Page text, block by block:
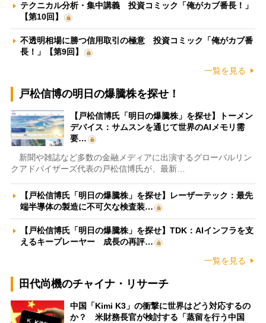
テクニカル分析・集中講義 投資コミック「俺がカブ番長！」
【第10回】
不透明相場に勝つ信用取引の極意 投資コミック「俺がカブ番
長！」【第9回】
一覧を見る
戸松信博の明日の爆騰株を探せ！
【戸松信博氏「明日の爆騰株」を探せ】トーメン
デバイス：サムスンを通じて世界のAIメモリ需
要…
新聞や雑誌など多数の金融メディアに出演するグローバルリン
クアドバイザーズ代表の戸松信博氏が、最新…
【戸松信博氏「明日の爆騰株」を探せ】レーザーテック：最先
端半導体の製造に不可欠な検査装…
【戸松信博氏「明日の爆騰株」を探せ】TDK：AIインフラを支
えるキープレーヤー 成長の再評…
一覧を見る
田代尚機のチャイナ・リサーチ
中国「Kimi K3」の衝撃に世界はどう対応するの
か？ 米財務長官が検討する「蒸留を行う中国